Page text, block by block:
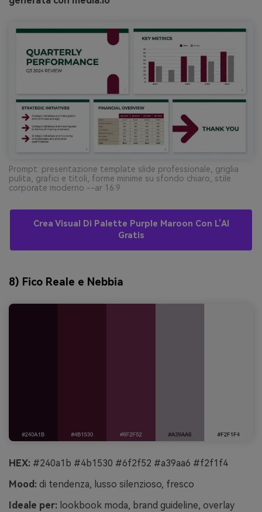
Prompt: presentazione template slide professionale, griglia
pulita, grafici e titoli, forme minime su sfondo chiaro, stile
corporate moderno --ar 16:9
Crea Visual Di Palette Purple Maroon Con L’AI
Gratis
8) Fico Reale e Nebbia
HEX: #240a1b #4b1530 #6f2f52 #a39aa6 #f2f1f4
Mood: di tendenza, lusso silenzioso, fresco
Ideale per: lookbook moda, brand guideline, overlay